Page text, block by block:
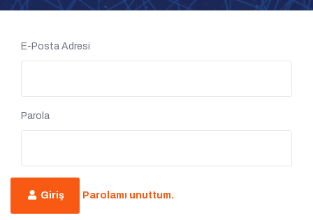
E-Posta Adresi
Parola
Giriş Parolamı unuttum.